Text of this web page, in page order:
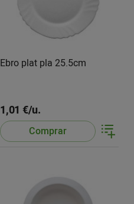
Ebro plat pla 25.5cm
1,01 €/u.
Comprar